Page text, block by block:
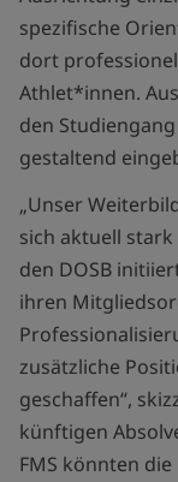
spezifische
dort
Athlet*innen.
den
gestaltend
„Unser
sich aktuell
den DOSB
ihren
zusätzliche
geschaffen“,
künftigen
FMS könnten